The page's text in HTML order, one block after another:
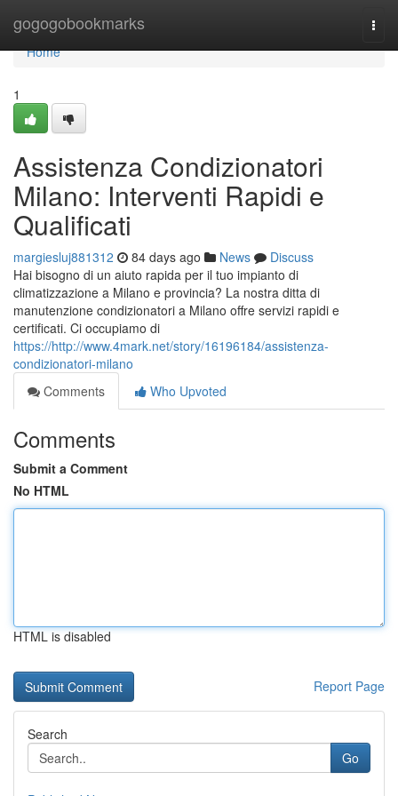
gogogobookmarks
Home
Home
1
Assistenza Condizionatori
Milano: Interventi Rapidi e
Qualificati
margiesluj881312 84 days ago News
Discuss
Hai bisogno di un aiuto rapida per il tuo impianto di
climatizzazione a Milano e provincia? La nostra ditta di
manutenzione condizionatori a Milano offre servizi rapidi e
certificati. Ci occupiamo di
https://http://www.4mark.net/story/16196184/assistenza-
condizionatori-milano
Comments
Who Upvoted
Comments
Submit a Comment
No HTML
HTML is disabled
Report Page
Search
Go